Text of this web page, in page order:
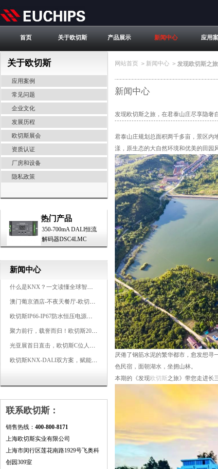
首页 关于欧切斯 产品展示 新闻中心 应用
关于欧切斯
应用案例
常见问题
企业文化
发展历程
欧切斯展会
资质认证
厂房和设备
隐私政策
热门产品
350-700mA DALI恒流
解码器DSC4LMC
新闻中心
什么是KNX？一文读懂全球智能建筑控制标准
澳门葡京酒店-不夜天餐厅-欧切斯KNX智能控制系统打造高端智慧空间
欧切斯IP66-IP67防水恒压电源，无惧风雨，智稳如一
聚力前行，载誉而归！欧切斯2026光亚展完美收官
光亚展首日直击，欧切斯C位人气爆棚-双奖加冕，实力再出圈
欧切斯KNX-DALI双方案，赋能广州有马空间日式轻奢静谧之光
联系欧切斯：
销售热线： 400-800-8171
上海欧切斯实业有限公司
上海市闵行区莲花南路1929号飞奥科
创园309室
网站首页 > 新闻中心 > 发现欧切斯之
新闻中心
发现欧切斯之旅，在君泰山庄尽享隐奢
君泰山庄规划总面积两千多亩，景区内
漾，原生态的大自然环境和优美的田园
厌倦了钢筋水泥的繁华都市，愈发想寻
色民宿，面朝湖水，坐拥山林。
本期的《发现欧切斯之旅》带您走进长